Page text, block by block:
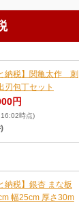
納税】関亀太作 刺
刃包丁セット
円
時点)
納税】銀杏 まな板
幅25cm 厚さ30m